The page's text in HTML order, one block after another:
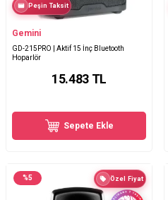
Peşin Taksit
Gemini
GD-215PRO | Aktif 15 İnç Bluetooth
Hoparlör
15.483TL
Sepete Ekle
%5 Özel Fiyat